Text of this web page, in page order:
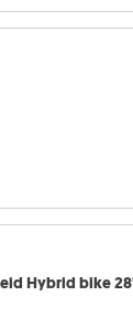
Hybrid bike